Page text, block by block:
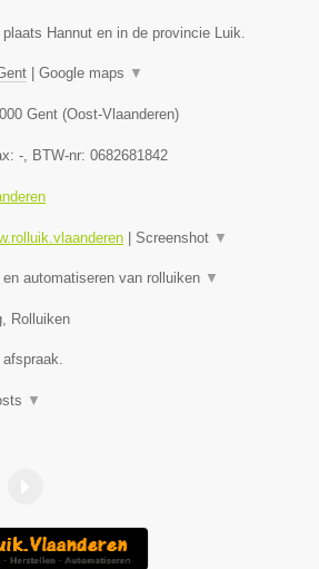
Hannut en in de provincie Luik.
Google maps ▼
Gent (Oost-Vlaanderen)
-, BTW-nr: 0682681842
Screenshot ▼
automatiseren van rolluiken ▼
Rolluiken
afspraak.
▼